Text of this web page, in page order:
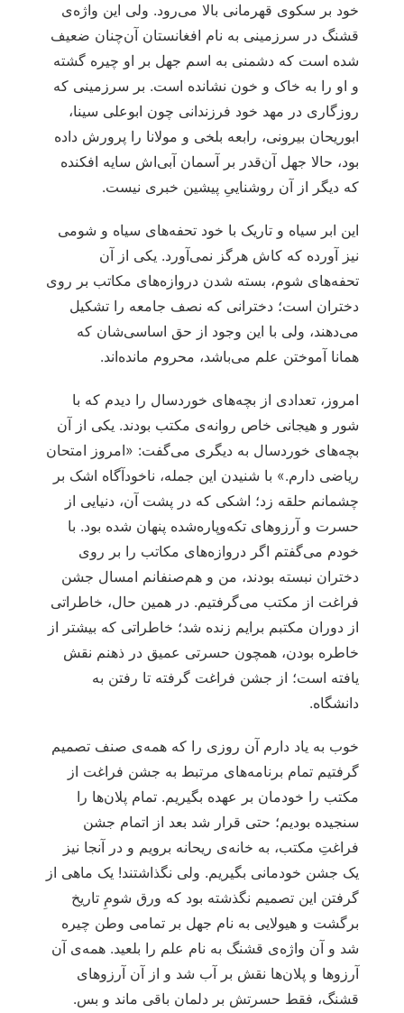
خود بر سکوی قهرمانی بالا می‌رود. ولی این واژه‌ی
قشنگ در سرزمینی به نام افغانستان آن‌چنان ضعیف
شده است که دشمنی به اسم جهل بر او چیره گشته
و او را به خاک و خون نشانده است. بر سرزمینی که
روزگاری در مهد خود فرزندانی چون ابوعلی سینا،
ابوریحان بیرونی، رابعه بلخی و مولانا را پرورش داده
بود، حالا جهل آن‌قدر بر آسمان آبی‌اش سایه افکنده
که دیگر از آن روشناییِ پیشین خبری نیست.
این ابر سیاه و تاریک با خود تحفه‌های سیاه و شومی
نیز آورده که کاش هرگز نمی‌آورد. یکی از آن
تحفه‌های شوم، بسته شدن دروازه‌های مکاتب بر روی
دختران است؛ دخترانی که نصف جامعه را تشکیل
می‌دهند، ولی با این وجود از حق اساسی‌شان که
همانا آموختن علم می‌باشد، محروم مانده‌اند.
امروز، تعدادی از بچه‌های خوردسال را دیدم که با
شور و هیجانی خاص روانه‌ی مکتب بودند. یکی از آن
بچه‌های خوردسال به دیگری می‌گفت: «امروز امتحان
ریاضی دارم.» با شنیدن این جمله، ناخودآگاه اشک بر
چشمانم حلقه زد؛ اشکی که در پشت آن، دنیایی از
حسرت و آرزوهای تکه‌وپاره‌شده پنهان شده بود. با
خودم می‌گفتم اگر دروازه‌های مکاتب را بر روی
دختران نبسته بودند، من و هم‌صنفانم امسال جشن
فراغت از مکتب می‌گرفتیم. در همین حال، خاطراتی
از دوران مکتبم برایم زنده شد؛ خاطراتی که بیشتر از
خاطره بودن، همچون حسرتی عمیق در ذهنم نقش
یافته است؛ از جشن فراغت گرفته تا رفتن به
دانشگاه.
خوب به یاد دارم آن روزی را که همه‌ی صنف تصمیم
گرفتیم تمام برنامه‌های مرتبط به جشن فراغت از
مکتب را خودمان بر عهده بگیریم. تمام پلان‌ها را
سنجیده بودیم؛ حتی قرار شد بعد از اتمام جشن
فراغتِ مکتب، به خانه‌ی ریحانه برویم و در آنجا نیز
یک جشن خودمانی بگیریم. ولی نگذاشتند! یک ماهی از
گرفتن این تصمیم نگذشته بود که ورق شومِ تاریخ
برگشت و هیولایی به نام جهل بر تمامی وطن چیره
شد و آن واژه‌ی قشنگ به نام علم را بلعید. همه‌ی آن
آرزوها و پلان‌ها نقش بر آب شد و از آن آرزوهای
قشنگ، فقط حسرتش بر دلمان باقی ماند و بس.